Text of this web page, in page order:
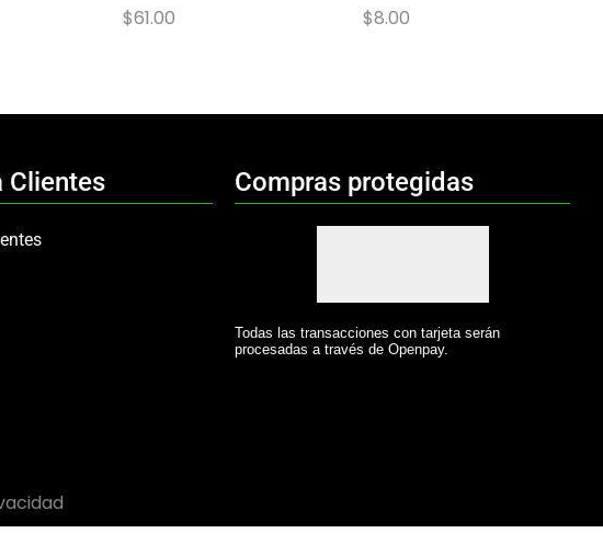
$61.00
$8.00
Clientes Compras protegidas
Todas las transacciones con tarjeta serán
procesadas a través de Openpay.